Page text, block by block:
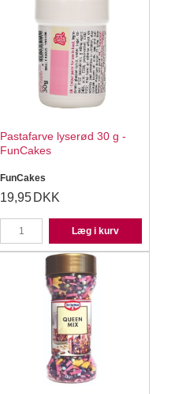
Pastafarve lyserød 30 g -
FunCakes
FunCakes
19,95 DKK
Læg i kurv